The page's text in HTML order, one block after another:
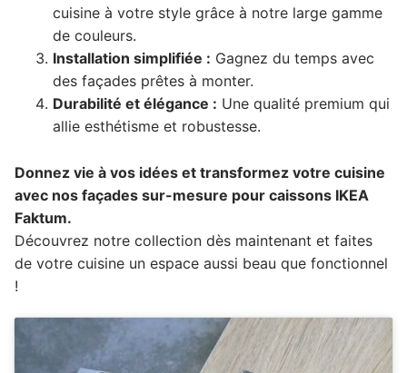
cuisine à votre style grâce à notre large gamme
de couleurs.
Installation simplifiée : Gagnez du temps avec
des façades prêtes à monter.
Durabilité et élégance : Une qualité premium qui
allie esthétisme et robustesse.
Donnez vie à vos idées et transformez votre cuisine
avec nos façades sur-mesure pour caissons IKEA
Faktum.
Découvrez notre collection dès maintenant et faites
de votre cuisine un espace aussi beau que fonctionnel
!